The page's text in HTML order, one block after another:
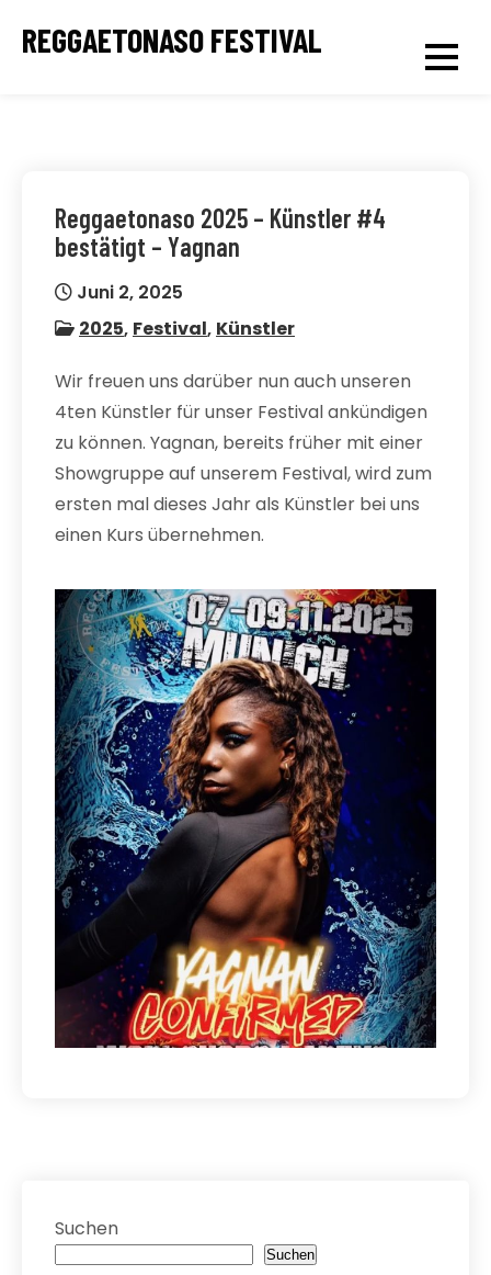
REGGAETONASO FESTIVAL
Reggaetonaso 2025 – Künstler #4
bestätigt – Yagnan
Juni 2, 2025
2025, Festival, Künstler
Wir freuen uns darüber nun auch unseren
4ten Künstler für unser Festival ankündigen
zu können. Yagnan, bereits früher mit einer
Showgruppe auf unserem Festival, wird zum
ersten mal dieses Jahr als Künstler bei uns
einen Kurs übernehmen.
Suchen
Suchen